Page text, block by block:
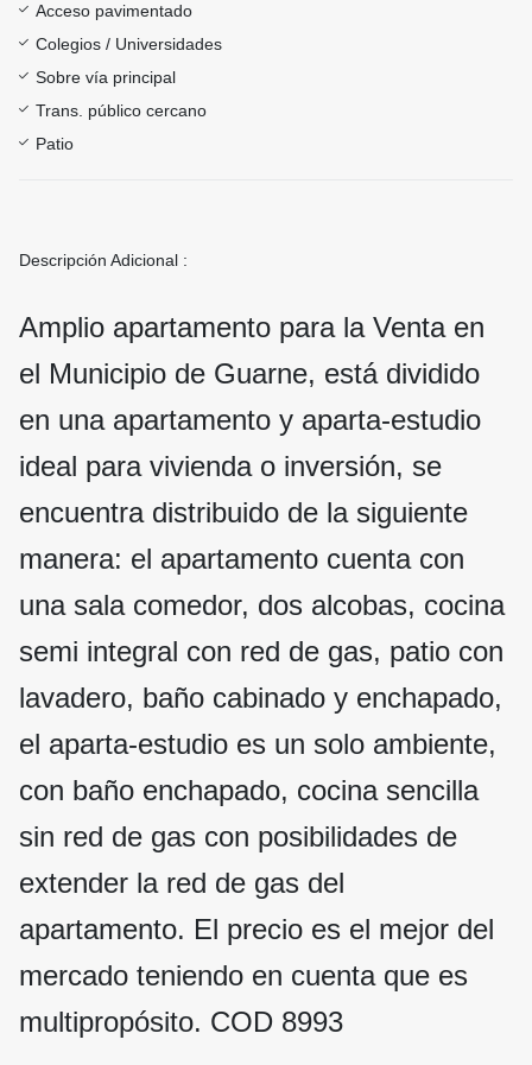
Acceso pavimentado
Colegios / Universidades
Sobre vía principal
Trans. público cercano
Patio
Descripción Adicional :
Amplio apartamento para la Venta en
el Municipio de Guarne, está dividido
en una apartamento y aparta-estudio
ideal para vivienda o inversión, se
encuentra distribuido de la siguiente
manera: el apartamento cuenta con
una sala comedor, dos alcobas, cocina
semi integral con red de gas, patio con
lavadero, baño cabinado y enchapado,
el aparta-estudio es un solo ambiente,
con baño enchapado, cocina sencilla
sin red de gas con posibilidades de
extender la red de gas del
apartamento. El precio es el mejor del
mercado teniendo en cuenta que es
multipropósito. COD 8993